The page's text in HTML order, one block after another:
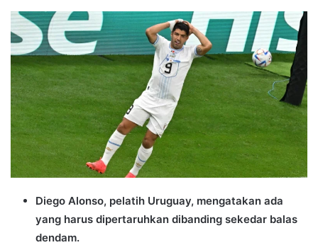
Diego Alonso, pelatih Uruguay, mengatakan ada
yang harus dipertaruhkan dibanding sekedar balas
dendam.